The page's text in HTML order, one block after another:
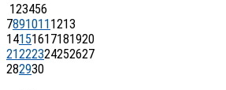
123456
78910111213
14151617181920
21222324252627
282930